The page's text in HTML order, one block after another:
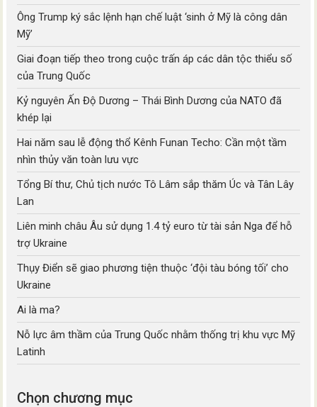
Ông Trump ký sắc lệnh hạn chế luật ‘sinh ở Mỹ là công dân
Mỹ’
Giai đoạn tiếp theo trong cuộc trấn áp các dân tộc thiểu số
của Trung Quốc
Kỷ nguyên Ấn Độ Dương – Thái Bình Dương của NATO đã
khép lại
Hai năm sau lễ động thổ Kênh Funan Techo: Cần một tầm
nhìn thủy văn toàn lưu vực
Tổng Bí thư, Chủ tịch nước Tô Lâm sắp thăm Úc và Tân Lây
Lan
Liên minh châu Âu sử dụng 1.4 tỷ euro từ tài sản Nga để hỗ
trợ Ukraine
Thụy Điển sẽ giao phương tiện thuộc ‘đội tàu bóng tối’ cho
Ukraine
Ai là ma?
Nỗ lực âm thầm của Trung Quốc nhằm thống trị khu vực Mỹ
Latinh
Chọn chương mục